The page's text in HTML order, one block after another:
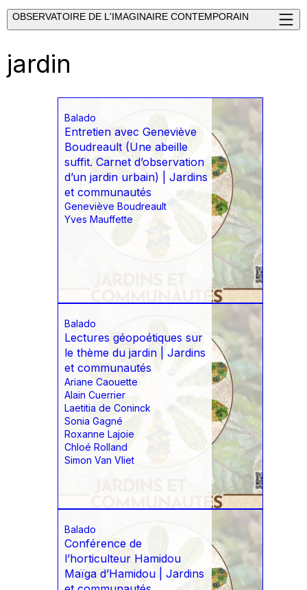
OBSERVATOIRE DE L'IMAGINAIRE CONTEMPORAIN
jardin
Balado
Entretien avec Geneviève
Boudreault (Une abeille
suffit. Carnet d’observation
d’un jardin urbain) | Jardins
et communautés
Geneviève Boudreault
Yves Mauffette
Balado
Lectures géopoétiques sur
le thème du jardin | Jardins
et communautés
Ariane Caouette
Alain Cuerrier
Laetitia de Coninck
Sonia Gagné
Roxanne Lajoie
Chloé Rolland
Simon Van Vliet
Balado
Conférence de
l’horticulteur Hamidou
Maïga d’Hamidou | Jardins